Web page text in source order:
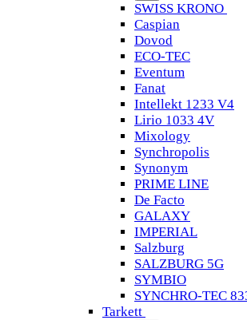
SWISS KRONO
Caspian
Dovod
ECO-TEC
Eventum
Fanat
Intellekt 1233 V4
Lirio 1033 4V
Mixology
Synchropolis
Synonym
PRIME LINE
De Facto
GALAXY
IMPERIAL
Salzburg
SALZBURG 5G
SYMBIO
SYNCHRO-TEC
Tarkett